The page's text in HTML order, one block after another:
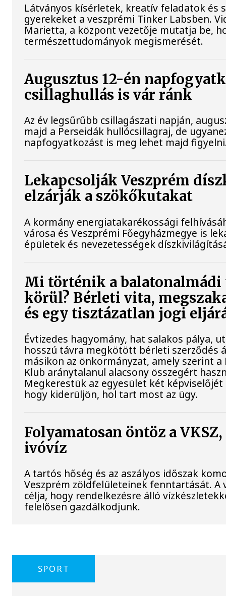
Látványos kísérletek, kreatív feladatok és
gyerekeket a veszprémi Tinker Labsben.
Marietta, a központ vezetője mutatja be,
természettudományok megismerését.
Augusztus 12-én
csillaghullás is vár ránk
Az év legsűrűbb csillagászati napján,
majd a Perseidák hullócsillagraj, de
napfogyatkozást is meg lehet majd
Lekapcsolják Veszprém
elzárják a szökőkutakat
A kormány energiatakarékossági
városa és Veszprémi Főegyházmegye is
épületek és nevezetességek
Mi történik a balatonalmádi
körül? Bérleti vita,
és egy tisztázatlan jogi
Évtizedes hagyomány, hat salakos pálya,
hosszú távra megkötött bérleti szerződés
másikon az önkormányzat, amely szerint
Klub aránytalanul alacsony összegért
Megkerestük az egyesület két
hogy kiderüljön, hol tart most az ügy.
Folyamatosan öntöz a
ivóvíz
A tartós hőség és az aszályos időszak
Veszprém zöldfelületeinek fenntartását. A
célja, hogy rendelkezésre álló
felelősen gazdálkodjunk.
SPORT